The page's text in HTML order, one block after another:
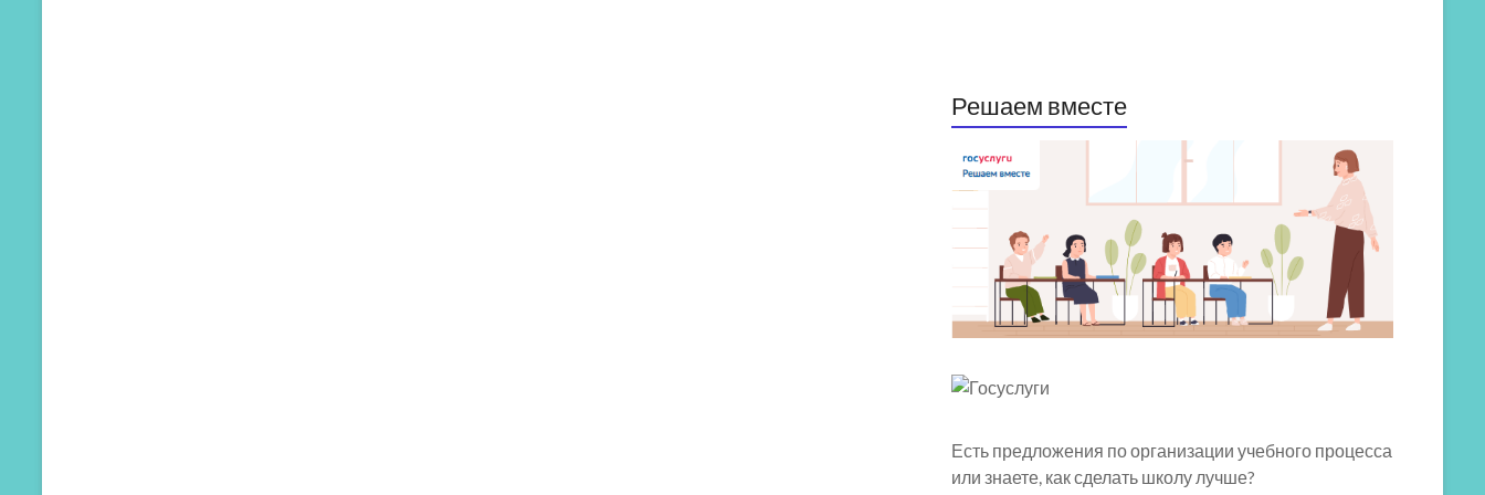
Решаем вместе
Есть предложения по организации учебного процесса
или знаете, как сделать школу лучше?